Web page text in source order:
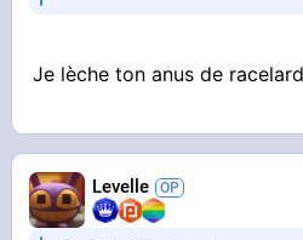
Je lèche ton anus de
Levelle